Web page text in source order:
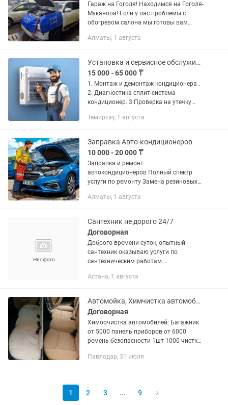
Гараж на Гоголя! Находимся на Гоголя-
Муканова! Если у вас проблемы с
обогревом салона мы готовы вам
спектр услуги по ремонту и
(автопечек)...
Алматы, 1 августа
Установка и сервисное обслуживание кондиционеров
15 000 - 65 000 ₸
1. Монтаж и демонтаж кондиционера .
2. Диагностика сплит-система
кондиционер. 3.Проверка на утечку
Заправка и дозаправка сплит-системы
Темиртау, 1 августа
Заправка Авто-кондиционеров
10 000 - 20 000 ₸
Заправка и ремонт
автокондиционеров Полный спектр
услуги по ремонту Замена резиновых
Чистка. Заправка спецтехники
Алматы, 1 августа
Сантехник не дорого 24/7
Договорная
Доброго времени суток, опытный
сантехник оказываю услуги по
сантехническим работам.
ОТОПЛЕНИЕ . ВОДА.Гвс/Хвс
Астане. Замена и...
Астана, 1 августа
Автомойка, Химчистка автомобилей
Договорная
Химоочистка автомобилей: Багажник
от 5000 панель приборов от 6000
ремень безопасности 1шт 1000 чистка
13000 пол от 18000 сиденье от 5000
Павлодар, 31 июля
1 2 3 ... 9